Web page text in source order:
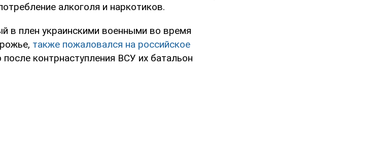
алкоголя и наркотиков.
в плен украинскими военными во время
также пожаловался на российское
после контрнаступления ВСУ их батальон